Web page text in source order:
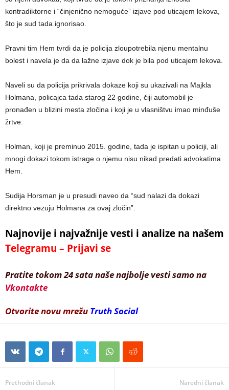
kontradiktorne i “činjenično nemoguće” izjave pod uticajem lekova,
što je sud tada ignorisao.
Pravni tim Hem tvrdi da je policija zloupotrebila njenu mentalnu
bolest i navela je da da lažne izjave dok je bila pod uticajem lekova.
Naveli su da policija prikrivala dokaze koji su ukazivali na Majkla
Holmana, policajca tada starog 22 godine, čiji automobil je
pronađen u blizini mesta zločina i koji je u vlasništvu imao minđuše
žrtve.
Holman, koji je preminuo 2015. godine, tada je ispitan u policiji, ali
mnogi dokazi tokom istrage o njemu nisu nikad predati advokatima
Hem.
Sudija Horsman je u presudi naveo da “sud nalazi da dokazi
direktno vezuju Holmana za ovaj zločin”.
Najnovije i najvažnije vesti i analize na našem
Telegramu – Prijavi se
Pratite tokom 24 sata naše najbolje vesti samo na
Vkontakte
Otvorite novu mrežu Truth Social
Prethodni članak Naredni članak